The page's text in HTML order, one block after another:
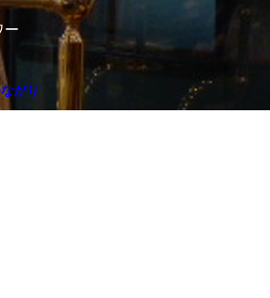
ー
がり